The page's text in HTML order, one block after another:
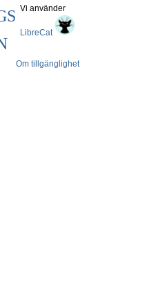
Om tillgänglighet
Vi använder
LibreCat